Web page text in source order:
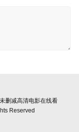
删减高清电影在线看
Reserved